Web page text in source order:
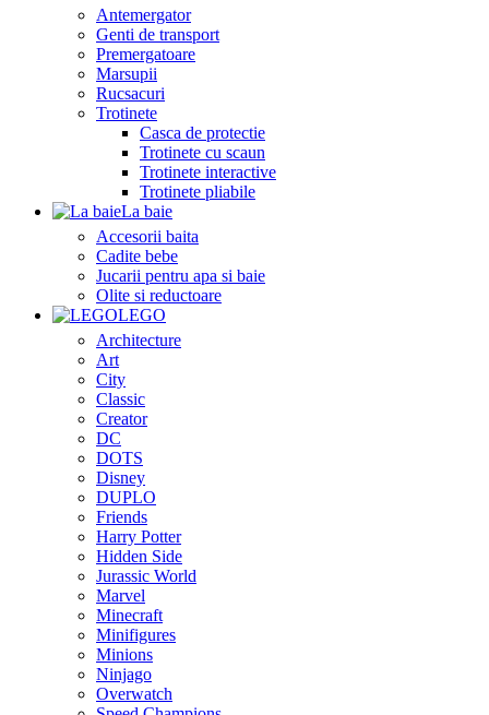
Antemergator
Genti de transport
Premergatoare
Marsupii
Rucsacuri
Trotinete
Casca de protectie
Trotinete cu scaun
Trotinete interactive
Trotinete pliabile
La baie
Accesorii baita
Cadite bebe
Jucarii pentru apa si baie
Olite si reductoare
LEGO
Architecture
Art
City
Classic
Creator
DC
DOTS
Disney
DUPLO
Friends
Harry Potter
Hidden Side
Jurassic World
Marvel
Minecraft
Minifigures
Minions
Ninjago
Overwatch